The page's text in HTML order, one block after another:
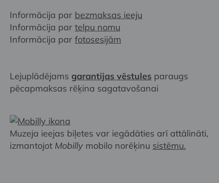
Informācija par bezmaksas ieeju
Informācija par telpu nomu
Informācija par fotosesijām
Lejuplādējams garantijas vēstules paraugs
pēcapmaksas rēķina sagatavošanai
Muzeja ieejas biļetes var iegādāties arī attālināti,
izmantojot Mobilly mobilo norēķinu sistēmu.